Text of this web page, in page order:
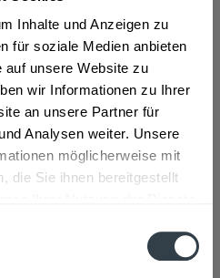
Inhalte und Anzeigen zu
für soziale Medien anbieten
auf unsere Website zu
wir Informationen zu Ihrer
an unsere Partner für
Analysen weiter. Unsere
möglicherweise mit
die Sie ihnen bereitgestellt
klar, warum sie so heißt: Sie
Genau diesen fruchtig-
so der Hersteller.
Grapefruit
PET - Mehrweg
1 - 1,5 l
Grapefruitsaft aus Pink